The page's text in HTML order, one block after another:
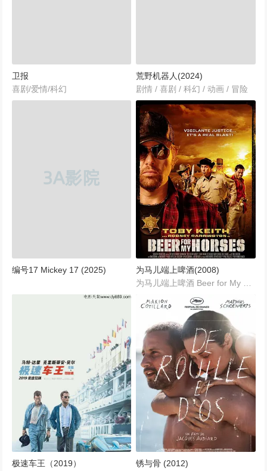
卫报
喜剧/爱情/科幻
荒野机器人(2024)
剧情 / 喜剧 / 科幻 / 动画 / 冒险
编号17 Mickey 17 (2025)
为马儿端上啤酒(2008)
极速车王（2019）
锈与骨 (2012)